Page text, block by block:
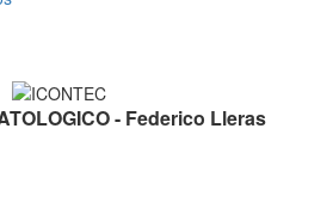
- Federico Lleras